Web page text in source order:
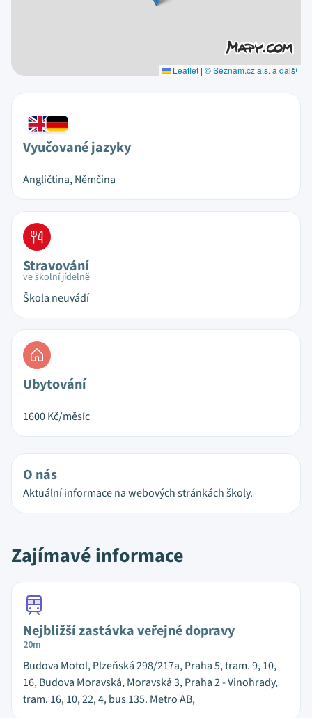
Leaflet | © Seznam.cz a.s. a další
Vyučované jazyky
Angličtina, Němčina
Stravování
ve školní jídelně
Škola neuvádí
Ubytování
1600Kč/měsíc
O nás
Aktuální informace na webových stránkách školy.
Zajímavé informace
Nejbližší zastávka veřejné dopravy
20m
Budova Motol, Plzeňská 298/217a, Praha 5, tram. 9, 10,
16, Budova Moravská, Moravská 3, Praha 2 - Vinohrady,
tram. 16, 10, 22, 4, bus 135. Metro AB,